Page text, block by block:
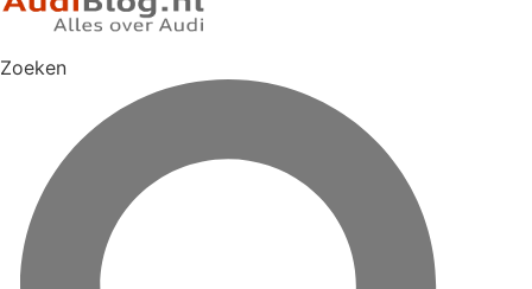
Zoeken